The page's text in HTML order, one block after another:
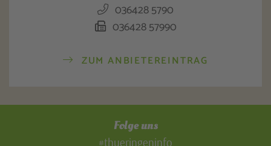
036428 5790
036428 57990
ZUM ANBIETEREINTRAG
Folge uns
#thueringeninfo